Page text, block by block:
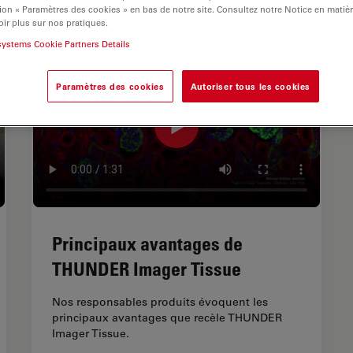
Principaux avantages de
THUNDER Imager Tissue
Nos responsables produits évoquent les
principaux avantages que recèle THUNDER
Imager Tissue.
« Paramètres des cookies » en bas de notre site. Consultez notre Notice en
plus sur nos pratiques.
Cookie Partners Details
Paramètres des cookies Autoriser tous les cookies